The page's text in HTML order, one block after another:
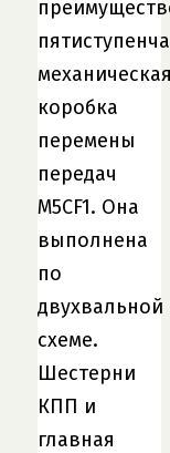
коробка
перемены
передач
M5CF1. Она
выполнена
по
двухвальной
схеме.
Шестерни
КПП и
главная